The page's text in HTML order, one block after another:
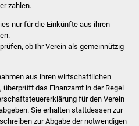
Stellenangebote
Kontakt
Veröffentlichungen
Ortsrecht
zahlen.
nur für die Einkünfte aus ihren
ob Ihr Verein als gemeinnützig
aus ihren wirtschaftlichen
überprüft das Finanzamt in der Regel
für den Verein
Sie erhalten stattdessen zur
zur Abgabe der notwendigen